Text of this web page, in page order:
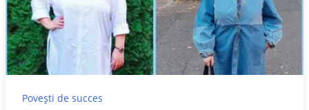
Povești de succes